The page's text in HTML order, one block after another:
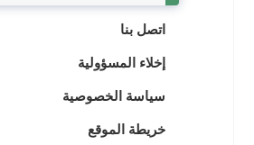
اتصل بنا
إخلاء المسؤولية
سياسة الخصوصية
خريطة الموقع